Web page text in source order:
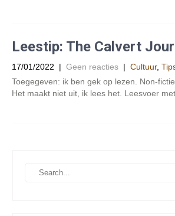
Leestip: The Calvert
17/01/2022 | Geen reacties | Cultuur,
Toegegeven: ik ben gek op lezen. Non-
Het maakt niet uit, ik lees het. Leesvoer